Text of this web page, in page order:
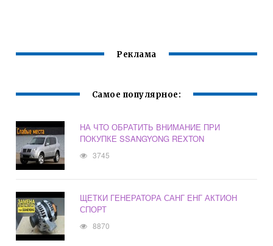
Реклама
Самое популярное:
НА ЧТО ОБРАТИТЬ ВНИМАНИЕ ПРИ
ПОКУПКЕ SSANGYONG REXTON
3745
ЩЕТКИ ГЕНЕРАТОРА САНГ ЕНГ АКТИОН
СПОРТ
8870